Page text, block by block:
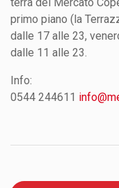
primo piano (la
dalle 17 alle 23,
dalle 11 alle 23.
Info:
0544 244611